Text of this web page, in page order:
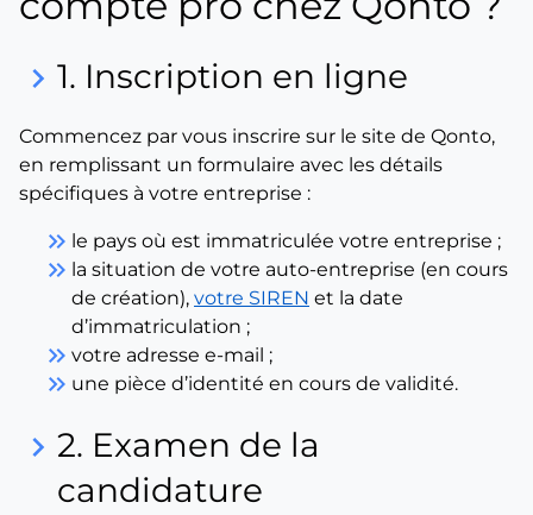
keyboard_arrow_right 1. Inscription en ligne
Commencez par vous inscrire sur le site de Qonto,
en remplissant un formulaire avec les détails
spécifiques à votre entreprise :
keyboard_double_arrow_right le pays où est immatriculée votre entreprise ;
keyboard_double_arrow_right la situation de votre auto-entreprise (en cours
de création), votre SIREN et la date
d’immatriculation ;
keyboard_double_arrow_right votre adresse e-mail ;
keyboard_double_arrow_right une pièce d’identité en cours de validité.
keyboard_arrow_right 2. Examen de la
candidature